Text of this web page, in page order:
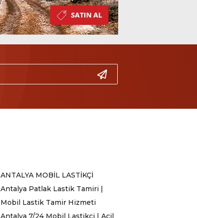
ANTALYA MOBİL LASTİKÇİ
Antalya Patlak Lastik Tamiri |
Mobil Lastik Tamir Hizmeti
Antalya 7/24 Mobil Lastikçi | Acil